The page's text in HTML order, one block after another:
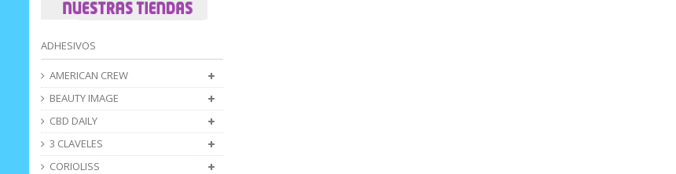
ADHESIVOS
AMERICAN CREW
BEAUTY IMAGE
CBD DAILY
3 CLAVELES
CORIOLISS